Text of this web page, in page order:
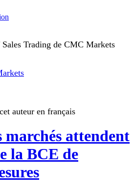
Trading de CMC Markets
auteur en français
marchés attendent
la BCE de